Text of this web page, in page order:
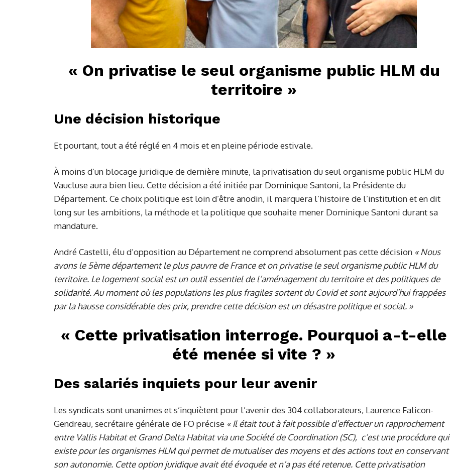
« On privatise le seul organisme public HLM du
territoire »
Une décision historique
Et pourtant, tout a été réglé en 4 mois et en pleine période estivale.
À moins d’un blocage juridique de dernière minute, la privatisation du seul organisme public HLM du
Vaucluse aura bien lieu. Cette décision a été initiée par Dominique Santoni, la Présidente du
Département. Ce choix politique est loin d’être anodin, il marquera l’histoire de l’institution et en dit
long sur les ambitions, la méthode et la politique que souhaite mener Dominique Santoni durant sa
mandature.
André Castelli, élu d’opposition au Département ne comprend absolument pas cette décision « Nous
avons le 5ème département le plus pauvre de France et on privatise le seul organisme public HLM du
territoire. Le logement social est un outil essentiel de l’aménagement du territoire et des politiques de
solidarité. Au moment où les populations les plus fragiles sortent du Covid et sont aujourd’hui frappées
par la hausse considérable des prix, prendre cette décision est un désastre politique et social. »
« Cette privatisation interroge. Pourquoi a-t-elle
été menée si vite ? »
Des salariés inquiets pour leur avenir
Les syndicats sont unanimes et s’inquiètent pour l’avenir des 304 collaborateurs, Laurence Falicon-
Gendreau, secrétaire générale de FO précise « Il était tout à fait possible d’effectuer un rapprochement
entre Vallis Habitat et Grand Delta Habitat via une Société de Coordination (SC), c’est une procédure qui
existe pour les organismes HLM qui permet de mutualiser des moyens et des actions tout en conservant
son autonomie. Cette option juridique avait été évoquée et n’a pas été retenue. Cette privatisation